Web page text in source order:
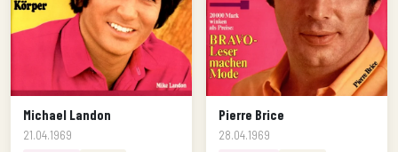
Michael Landon
21.04.1969
Pierre Brice
28.04.1969